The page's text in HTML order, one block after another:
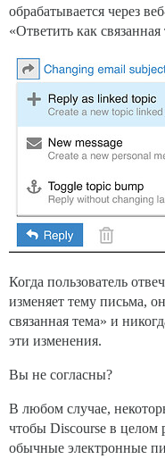
обрабатывается через
«Ответить как связанная
Когда пользователь
изменяет тему письма,
связанная тема» и
эти изменения.
Вы не согласны?
В любом случае,
чтобы Discourse в целом
обычные электронные